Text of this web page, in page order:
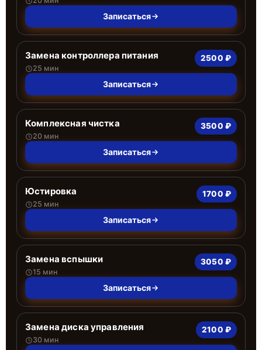
Записаться
Замена контроллера питания
25 мин
2500 ₽
Записаться
Комплексная чистка
20 мин
3500 ₽
Записаться
Юстировка
25 мин
1700 ₽
Записаться
Замена вспышки
15 мин
3050 ₽
Записаться
Замена диска управления
30 мин
2100 ₽